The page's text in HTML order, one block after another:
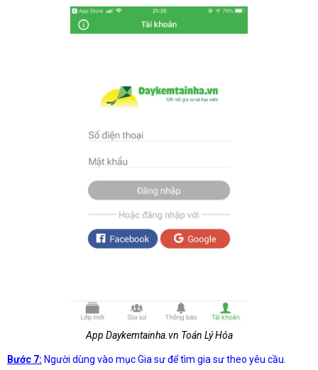
App Daykemtainha.vn Toán Lý Hóa
Bước 7: Người dùng vào mục Gia sư để tìm gia sư theo yêu cầu.